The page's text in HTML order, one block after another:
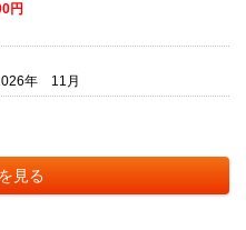
円
年 11月
見る